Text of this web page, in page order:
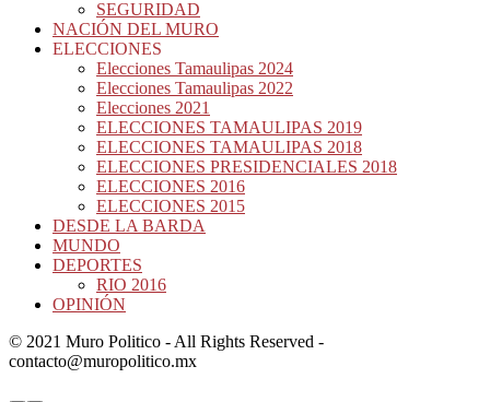
SEGURIDAD
NACIÓN DEL MURO
ELECCIONES
Elecciones Tamaulipas 2024
Elecciones Tamaulipas 2022
Elecciones 2021
ELECCIONES TAMAULIPAS 2019
ELECCIONES TAMAULIPAS 2018
ELECCIONES PRESIDENCIALES 2018
ELECCIONES 2016
ELECCIONES 2015
DESDE LA BARDA
MUNDO
DEPORTES
RIO 2016
OPINIÓN
© 2021 Muro Politico - All Rights Reserved -
contacto@muropolitico.mx